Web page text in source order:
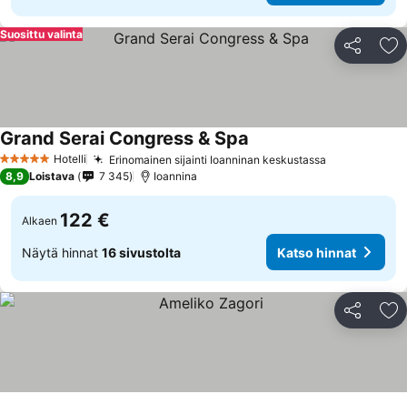
Jaa
Suosittu valinta
5 Tähtiluokitus
Hotelli Erinomainen sijainti Ioanninan keskustassa
Grand Serai Congress & Spa
8,9 Loistava 7 345 Ioannina
Alkaen 122 €
Näytä hinnat 16 sivustolta Katso hinnat
Jaa